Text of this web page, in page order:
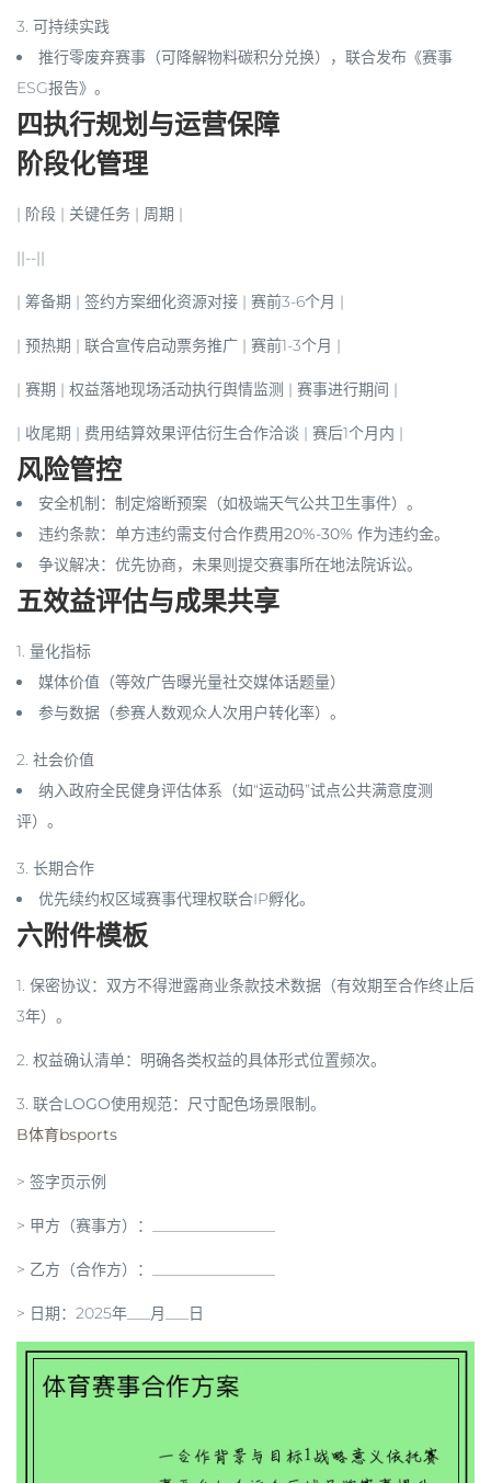
3. 可持续实践
推行零废弃赛事（可降解物料碳积分兑换），联合发布《赛事
ESG报告》。
四执行规划与运营保障
阶段化管理
| 阶段 | 关键任务 | 周期 |
||--||
| 筹备期 | 签约方案细化资源对接 | 赛前3-6个月 |
| 预热期 | 联合宣传启动票务推广 | 赛前1-3个月 |
| 赛期 | 权益落地现场活动执行舆情监测 | 赛事进行期间 |
| 收尾期 | 费用结算效果评估衍生合作洽谈 | 赛后1个月内 |
风险管控
安全机制：制定熔断预案（如极端天气公共卫生事件）。
违约条款：单方违约需支付合作费用20%-30% 作为违约金。
争议解决：优先协商，未果则提交赛事所在地法院诉讼。
五效益评估与成果共享
1. 量化指标
媒体价值（等效广告曝光量社交媒体话题量）
参与数据（参赛人数观众人次用户转化率）。
2. 社会价值
纳入政府全民健身评估体系（如“运动码”试点公共满意度测
评）。
3. 长期合作
优先续约权区域赛事代理权联合IP孵化。
六附件模板
1. 保密协议：双方不得泄露商业条款技术数据（有效期至合作终止后
3年）。
2. 权益确认清单：明确各类权益的具体形式位置频次。
3. 联合LOGO使用规范：尺寸配色场景限制。
B体育bsports
> 签字页示例
> 甲方（赛事方）：________________
> 乙方（合作方）：________________
> 日期：2025年___月___日